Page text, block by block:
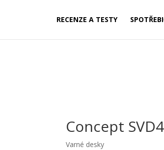
RECENZE A TESTY
Concept
Varné desky